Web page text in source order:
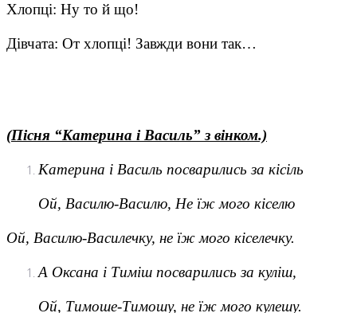
Хлопці: Ну то й що!
Дівчата: От хлопці! Завжди вони так…
(Пісня “Катерина і Василь” з вінком.)
Катерина і Василь посварились за кісіль
Ой, Василю-Василю, Не їж мого кіселю
Ой, Василю-Василечку, не їж мого кіселечку.
А Оксана і Тиміш посварились за куліш,
Ой, Тимоше-Тимошу, не їж мого кулешу.